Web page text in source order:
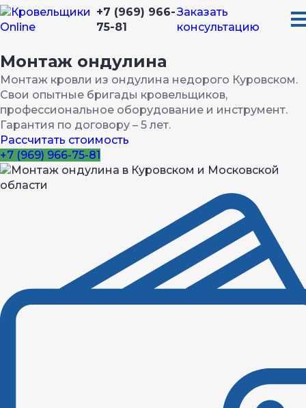
+7 (969) 966-
75-81
Заказать
консультацию
Монтаж ондулина
Монтаж кровли из ондулина недорого Куровском.
Свои опытные бригады кровельщиков,
профессиональное оборудование и инструмент.
Гарантия по договору – 5 лет.
Рассчитать стоимость
+7 (969) 966-75-81